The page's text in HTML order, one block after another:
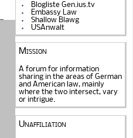
Blogliste Gen.ius.tv
Embassy Law
Shallow Blawg
USAnwalt
Mission
A forum for information
sharing in the areas of German
and American law, mainly
where the two intersect, vary
or intrigue.
Unaffiliation